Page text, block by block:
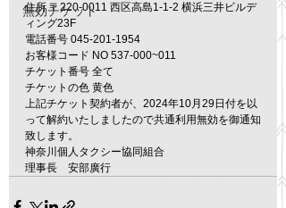
無効チケット
住所 〒220-0011 西区高島1-1-2 横浜三井ビルデ
ィング23F
電話番号 045-201-1954
お客様コード NO 537-000~011
チケット番号 全て
チケットの色 黄色
上記チケット契約者が、2024年10月29日付を以
って解約いたしましたので共通利用無効を御通知
致します。
神奈川個人タクシー協同組合
理事長　安部廣行